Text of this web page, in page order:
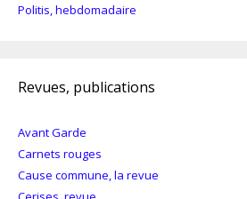
Politis, hebdomadaire
Revues, publications
Avant Garde
Carnets rouges
Cause commune, la revue